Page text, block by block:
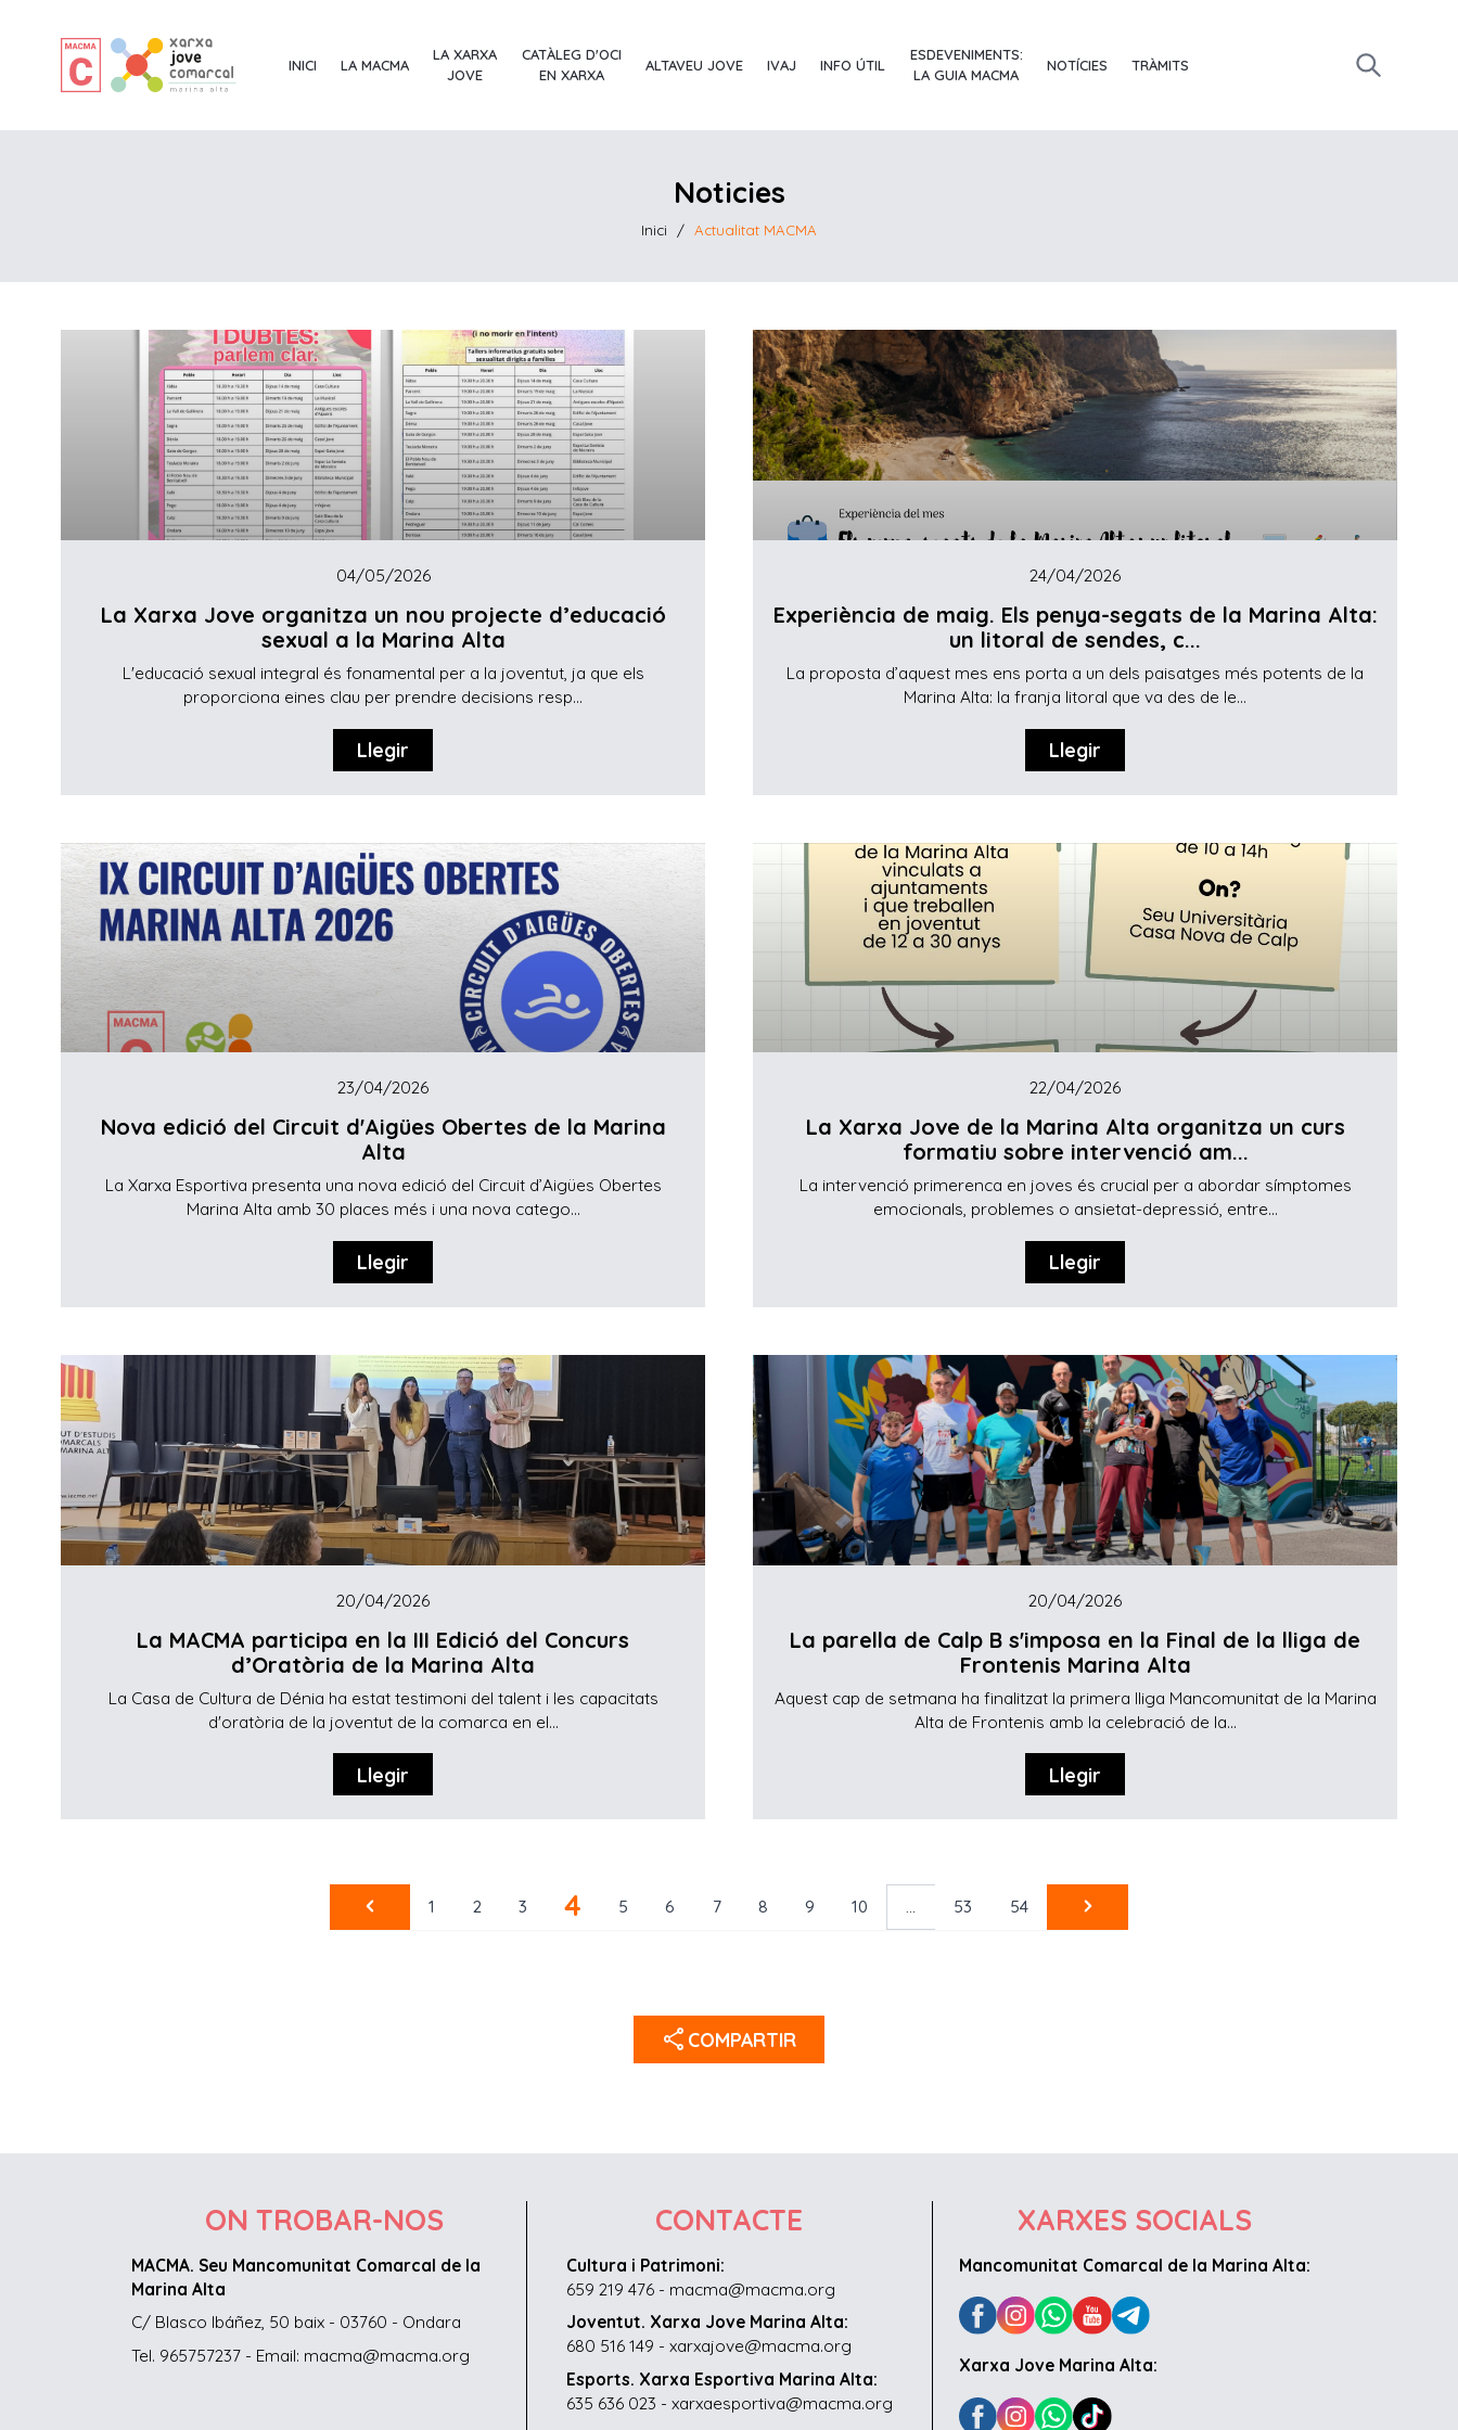
INICI LA MACMA
LA XARXA
JOVE
CATÀLEG D'OCI
EN XARXA
ALTAVEU JOVE IVAJ INFO ÚTIL
ESDEVENIMENTS:
LA GUIA MACMA
NOTÍCIES TRÀMITS
Noticies
Inici / Actualitat MACMA
04/05/2026
La Xarxa Jove organitza un nou projecte d’educació
sexual a la Marina Alta
L'educació sexual integral és fonamental per a la joventut, ja que els
proporciona eines clau per prendre decisions resp...
Llegir
24/04/2026
Experiència de maig. Els penya-segats de la Marina Alta:
un litoral de sendes, c...
La proposta d’aquest mes ens porta a un dels paisatges més potents de la
Marina Alta: la franja litoral que va des de le...
Llegir
23/04/2026
Nova edició del Circuit d'Aigües Obertes de la Marina
Alta
La Xarxa Esportiva presenta una nova edició del Circuit d’Aigües Obertes
Marina Alta amb 30 places més i una nova catego...
Llegir
22/04/2026
La Xarxa Jove de la Marina Alta organitza un curs
formatiu sobre intervenció am...
La intervenció primerenca en joves és crucial per a abordar símptomes
emocionals, problemes o ansietat-depressió, entre...
Llegir
20/04/2026
La MACMA participa en la III Edició del Concurs
d’Oratòria de la Marina Alta
La Casa de Cultura de Dénia ha estat testimoni del talent i les capacitats
d'oratòria de la joventut de la comarca en el...
Llegir
20/04/2026
La parella de Calp B s'imposa en la Final de la lliga de
Frontenis Marina Alta
Aquest cap de setmana ha finalitzat la primera lliga Mancomunitat de la Marina
Alta de Frontenis amb la celebració de la...
Llegir
1 2 3 4 5 6 7 8 9 10 ... 53 54
share COMPARTIR
ON TROBAR-NOS
MACMA. Seu Mancomunitat Comarcal de la
Marina Alta
C/ Blasco Ibáñez, 50 baix - 03760 - Ondara
Tel. 965757237 - Email: macma@macma.org
CONTACTE
Cultura i Patrimoni:
659 219 476 - macma@macma.org
Joventut. Xarxa Jove Marina Alta:
680 516 149 - xarxajove@macma.org
Esports. Xarxa Esportiva Marina Alta:
635 636 023 - xarxaesportiva@macma.org
XARXES SOCIALS
Mancomunitat Comarcal de la Marina Alta:
Xarxa Jove Marina Alta: